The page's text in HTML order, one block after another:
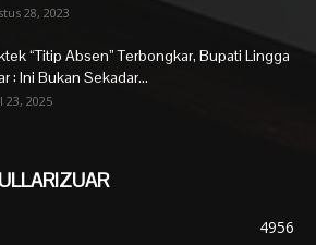
28, 2023
“Titip Absen” Terbongkar, Bupati Lingga
: Ini Bukan Sekadar...
23, 2025
4956